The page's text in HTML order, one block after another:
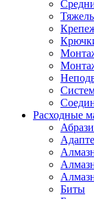
Расходные
Биты